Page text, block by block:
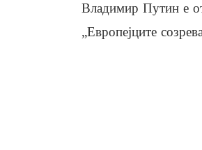
Владимир Путин е
„Европејците